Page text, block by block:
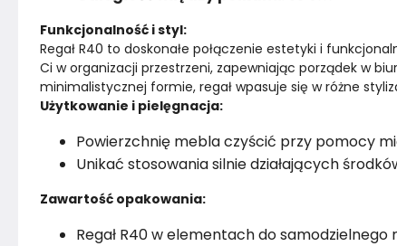
Funkcjonalność i styl:
Regał R40 to doskonałe połączenie estetyki i
Ci w organizacji przestrzeni, zapewniając porządek w
minimalistycznej formie, regał wpasuje się w różne
Użytkowanie i pielęgnacja:
Powierzchnię mebla czyścić przy pomocy
Unikać stosowania silnie działających
Zawartość opakowania:
Regał R40 w elementach do samodzielnego